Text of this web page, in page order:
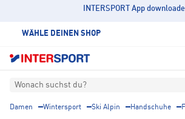
INTERSPORT App
WÄHLE DEINEN SHOP
Wonach suchst du?
Damen Wintersport Ski Alpin Handschuhe